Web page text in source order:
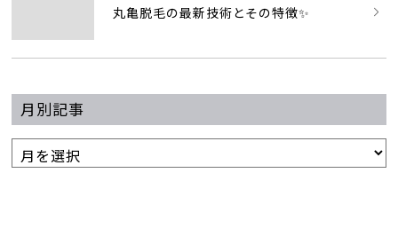
丸亀脱毛の最新技術とその特徴✨
月別記事